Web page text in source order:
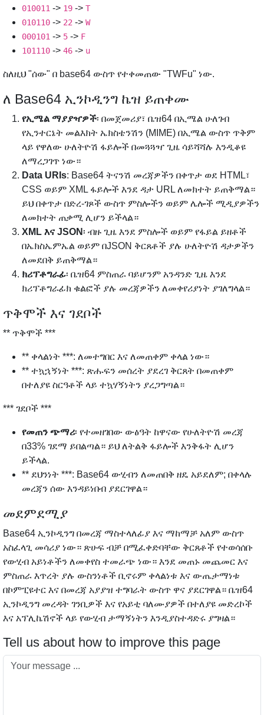
010011 -> 19 -> T
010110 -> 22 -> W
000101 -> 5 -> F
101110 -> 46 -> u
ስለዚህ "ሰው" በ base64 ውስጥ የተቀመጠው "TWFu" ነው.
ለ Base64 ኢንኮዲንግ ኬዝ ይጠቀሙ
የኢሜል ማያያዣዎች፡ በመጀመሪያ፣ ቤዝ64 በኢሜል ሁለገብ
የኢንተርኔት መልእክት ኤክስቴንሽን (MIME) በኢሜል ውስጥ ጥቅም
ላይ የዋለው ሁለትዮሽ ፋይሎች በመጓጓዣ ጊዜ ሳይሻሻሉ እንዲቆዩ
ለማረጋገጥ ነው።
Data URIs: Base64 ትናንሽ መረጃዎችን በቀጥታ ወደ HTML፣
CSS ወይም XML ፋይሎች እንደ ዳታ URL ለመክተት ይጠቅማል።
ይህ በቀጥታ በድረ-ገጾች ውስጥ ምስሎችን ወይም ሌሎች ሚዲያዎችን
ለመክተት ጠቃሚ ሊሆን ይችላል።
XML እና JSON፡ ብዙ ጊዜ እንደ ምስሎች ወይም የፋይል ይዘቶች
በኤክስኤምኤል ወይም በJSON ቅርጸቶች ያሉ ሁለትዮሽ ዳታዎችን
ለመደበቅ ይጠቅማል።
ክሪፕቶግራፊ፡ ቤዝ64 ምስጠራ ባይሆንም አንዳንድ ጊዜ እንደ
ክሪፕቶግራፊክ ቁልፎች ያሉ መረጃዎችን ለመቀየሪያነት ያገለግላል።
ጥቅሞች እና ገደቦች
** ጥቅሞች ***
** ቀላልነት ***: ለመተግበር እና ለመጠቀም ቀላል ነው።
** ተኳኋኝነት ***: ጽሑፍን መሰረት ያደረገ ቅርጸት በመጠቀም
በተለያዩ ስርዓቶች ላይ ተኳሃኝነትን ያረጋግጣል።
*** ገደቦች ***
የመጠን ጭማሪ፡ የተመዘገበው ውፅዓት ከዋናው የሁለትዮሽ መረጃ
በ33% ገደማ ይበልጣል። ይህ ለትልቅ ፋይሎች እንቅፋት ሊሆን
ይችላል.
** ደህንነት ***: Base64 ውሂብን ለመጠበቅ ዘዴ አይደለም; በቀላሉ
መረጃን ሰው እንዳይነበብ ያደርገዋል።
መደምደሚያ
Base64 ኢንኮዲንግ በመረጃ ማስተላለፊያ እና ማከማቻ አለም ውስጥ
አስፈላጊ መሳሪያ ነው። ጽሁፍ ብቻ በሚፈቀድባቸው ቅርጸቶች የተወሳሰቡ
የውሂብ አይነቶችን ለመቀየስ ተመራጭ ነው። እንደ መጠኑ መጨመር እና
ምስጠራ እጥረት ያሉ ውስንነቶች ቢኖሩም ቀላልነቱ እና ውጤታማነቱ
በኮምፒዩተር እና በመረጃ አያያዝ ተግባራት ውስጥ ዋና ያደርገዋል። ቤዝ64
ኢንኮዲንግ መረዳት ገንቢዎች እና የአይቲ ባለሙያዎች በተለያዩ መድረኮች
እና አፕሊኬሽኖች ላይ የውሂብ ታማኝነትን እንዲያስተዳድሩ ያግዛል።
Tell us about how to improve this page